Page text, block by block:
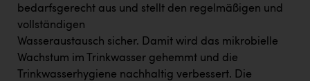
bedarfsgerecht aus und stellt den regelmäßigen und
vollständigen
Wasseraustausch sicher. Damit wird das mikrobielle
Wachstum im Trinkwasser gehemmt und die
Trinkwasserhygiene nachhaltig verbessert. Die